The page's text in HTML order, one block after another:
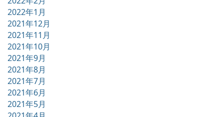
2022年1月
2021年12月
2021年11月
2021年10月
2021年9月
2021年8月
2021年7月
2021年6月
2021年5月